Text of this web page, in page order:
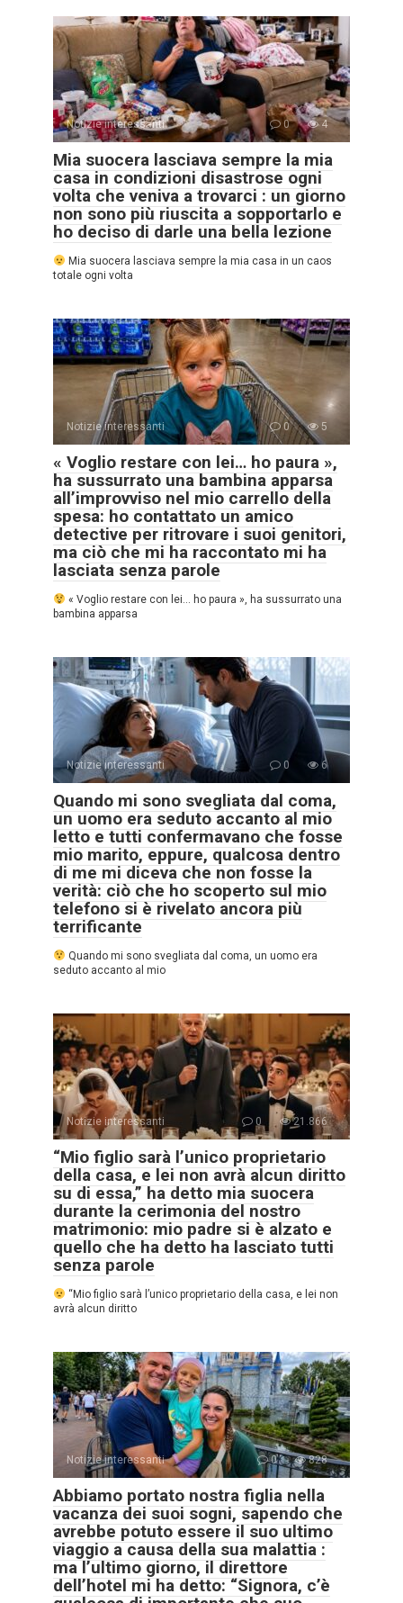
Notizie interessanti 0 4
Mia suocera lasciava sempre la mia
casa in condizioni disastrose ogni
volta che veniva a trovarci : un giorno
non sono più riuscita a sopportarlo e
ho deciso di darle una bella lezione
Mia suocera lasciava sempre la mia casa in un caos
totale ogni volta
Notizie interessanti 0 5
« Voglio restare con lei… ho paura »,
ha sussurrato una bambina apparsa
all’improvviso nel mio carrello della
spesa: ho contattato un amico
detective per ritrovare i suoi genitori,
ma ciò che mi ha raccontato mi ha
lasciata senza parole
« Voglio restare con lei… ho paura », ha sussurrato una
bambina apparsa
Notizie interessanti 0 6
Quando mi sono svegliata dal coma,
un uomo era seduto accanto al mio
letto e tutti confermavano che fosse
mio marito, eppure, qualcosa dentro
di me mi diceva che non fosse la
verità: ciò che ho scoperto sul mio
telefono si è rivelato ancora più
terrificante
Quando mi sono svegliata dal coma, un uomo era
seduto accanto al mio
Notizie interessanti 0 21.866
“Mio figlio sarà l’unico proprietario
della casa, e lei non avrà alcun diritto
su di essa,” ha detto mia suocera
durante la cerimonia del nostro
matrimonio: mio padre si è alzato e
quello che ha detto ha lasciato tutti
senza parole
“Mio figlio sarà l’unico proprietario della casa, e lei non
avrà alcun diritto
Notizie interessanti 0 828
Abbiamo portato nostra figlia nella
vacanza dei suoi sogni, sapendo che
avrebbe potuto essere il suo ultimo
viaggio a causa della sua malattia :
ma l’ultimo giorno, il direttore
dell’hotel mi ha detto: “Signora, c’è